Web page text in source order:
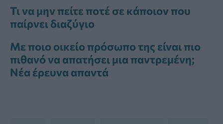
Τι να μην πείτε ποτέ σε κάποιον που
παίρνει διαζύγιο
Με ποιο οικείο πρόσωπο της είναι πιο
πιθανό να απατήσει μια παντρεμένη;
Νέα έρευνα απαντά